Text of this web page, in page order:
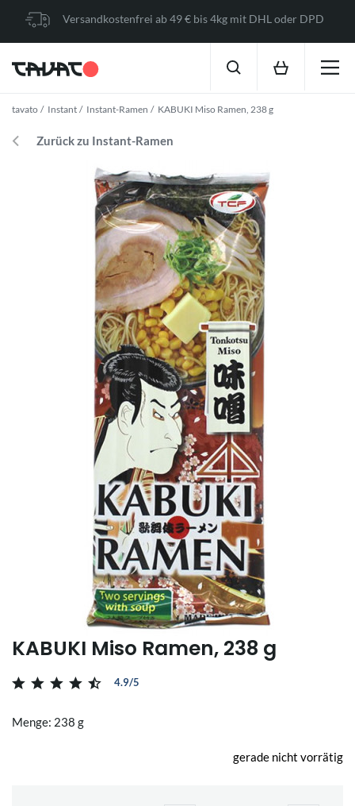
Versandkostenfrei ab 49 € bis 4kg mit DHL oder DPD
tavato Instant Instant-Ramen KABUKI Miso Ramen, 238 g
Zurück zu Instant-Ramen
KABUKI Miso Ramen, 238 g
4.9/5
Menge: 238 g
gerade nicht vorrätig